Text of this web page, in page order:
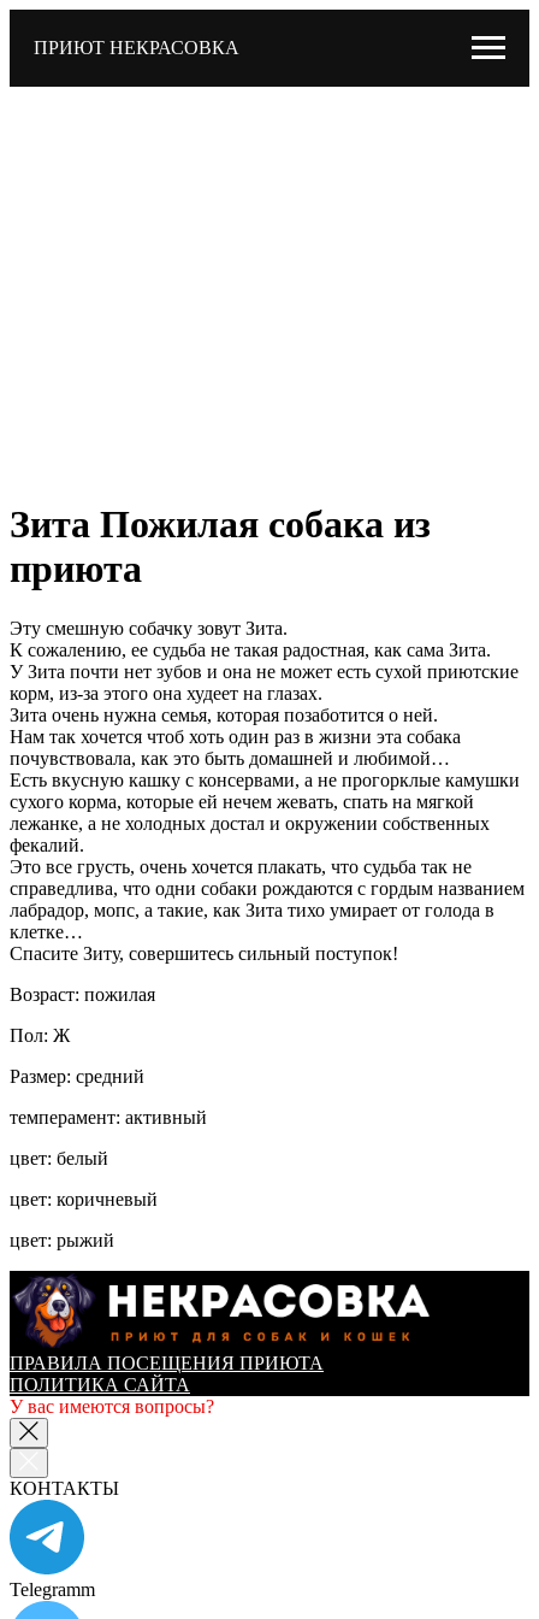
ПРИЮТ НЕКРАСОВКА
Зита Пожилая собака из
приюта
Эту смешную собачку зовут Зита.
К сожалению, ее судьба не такая радостная, как сама Зита.
У Зита почти нет зубов и она не может есть сухой приютские
корм, из-за этого она худеет на глазах.
Зита очень нужна семья, которая позаботится о ней.
Нам так хочется чтоб хоть один раз в жизни эта собака
почувствовала, как это быть домашней и любимой…
Есть вкусную кашку с консервами, а не прогорклые камушки
сухого корма, которые ей нечем жевать, спать на мягкой
лежанке, а не холодных достал и окружении собственных
фекалий.
Это все грусть, очень хочется плакать, что судьба так не
справедлива, что одни собаки рождаются с гордым названием
лабрадор, мопс, а такие, как Зита тихо умирает от голода в
клетке…
Спасите Зиту, совершитесь сильный поступок!
Возраст: пожилая
Пол: Ж
Размер: средний
темперамент: активный
цвет: белый
цвет: коричневый
цвет: рыжий
ПРАВИЛА ПОСЕЩЕНИЯ ПРИЮТА
ПОЛИТИКА САЙТА
У вас имеются вопросы?
КОНТАКТЫ
Telegramm